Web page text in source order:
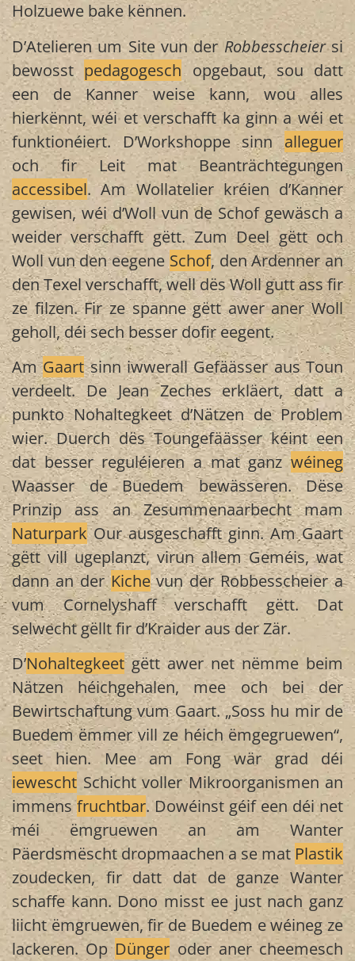
Holzuewe bake kënnen.
D’Atelieren um Site vun der Robbesscheiersi
bewosst pedagogeschopgebaut, sou datt
een de Kanner weise kann, wou alles
hierkënnt, wéi et verschafft ka ginn a wéi et
funktionéiert. D’Workshoppe sinnalleguer
och fir Leit mat Beanträchtegungen
accessibel. Am Wollatelier kréien d’Kanner
gewisen, wéi d’Woll vun de Schof gewäsch a
weider verschafft gëtt. Zum Deel gëtt och
Woll vun den eegene Schof, den Ardenner an
den Texel verschafft, well dës Woll gutt ass fir
ze filzen. Fir ze spanne gëtt awer aner Woll
geholl, déi sech besser dofir eegent.
AmGaartsinn iwwerall Gefäässer aus Toun
verdeelt. De Jean Zeches erkläert, datt a
punkto Nohaltegkeet d’Nätzen de Problem
wier. Duerch dës Toungefäässer kéint een
dat besser reguléieren a mat ganzwéineg
Waasser de Buedem bewässeren. Dëse
Prinzip ass an Zesummenaarbecht mam
NaturparkOur ausgeschafft ginn. Am Gaart
gëtt vill ugeplanzt, virun allem Geméis, wat
dann an derKichevun der Robbesscheier a
vum Cornelyshaff verschafft gëtt. Dat
selwecht gëllt fir d’Kraider aus der Zär.
D’Nohaltegkeetgëtt awer net nëmme beim
Nätzen héichgehalen, mee och bei der
Bewirtschaftung vum Gaart. „Soss hu mir de
Buedem ëmmer vill ze héich ëmgegruewen“,
seet hien. Mee am Fong wär grad déi
iewescht Schicht voller Mikroorganismen an
immensfruchtbar. Dowéinst géif een déi net
méi ëmgruewen an am Wanter
Päerdsmëscht dropmaachen a se mat Plastik
zoudecken, fir datt dat de ganze Wanter
schaffe kann. Dono misst ee just nach ganz
liicht ëmgruewen, fir de Buedem e wéineg ze
lackeren. OpDüngeroder aner cheemesch